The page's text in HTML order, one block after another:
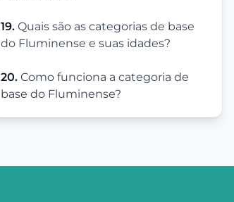
19. Quais são as categorias de base
do Fluminense e suas idades?
20. Como funciona a categoria de
base do Fluminense?